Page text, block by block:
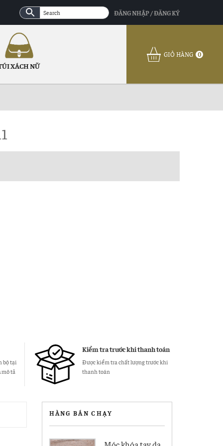
ĐĂNG NHẬP / ĐĂNG KÝ
XÁCH NỮ
GIỎ HÀNG 0
bộ tại
tả
Kiểm tra trước khi thanh toán
Được kiểm tra chất lượng trước khi
thanh toán
HÀNG BÁN CHẠY